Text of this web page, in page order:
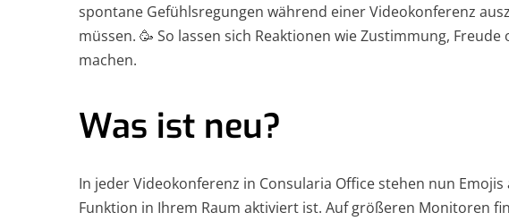
spontane Gefühlsregungen während einer Videokonferenz
müssen. 🥳 So lassen sich Reaktionen wie Zustimmung,
machen.
Was ist neu?
In jeder Videokonferenz in Consularia Office stehen nun
Funktion in Ihrem Raum aktiviert ist. Auf größeren Monitoren